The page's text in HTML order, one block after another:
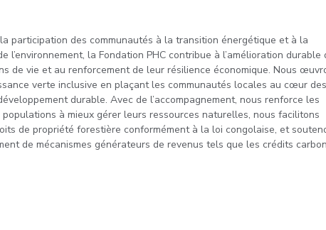
participation des communautés à la transition énergétique et à la
l’environnement, la Fondation PHC contribue à l’amélioration durable
de vie et au renforcement de leur résilience économique. Nous
verte inclusive en plaçant les communautés locales au cœur des
durable. Avec de l’accompagnement, nous renforce les
populations à mieux gérer leurs ressources naturelles, nous facilitons
de propriété forestière conformément à la loi congolaise, et
de mécanismes générateurs de revenus tels que les crédits